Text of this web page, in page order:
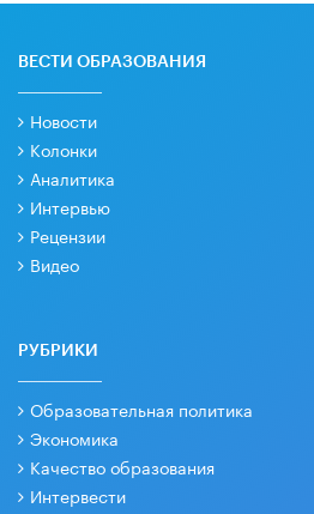
ВЕСТИ ОБРАЗОВАНИЯ
Новости
Колонки
Аналитика
Интервью
Рецензии
Видео
РУБРИКИ
Образовательная политика
Экономика
Качество образования
Интервести